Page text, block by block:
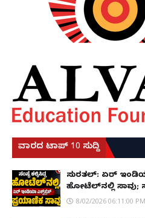
ವಾರದ ಟಾಪ್ 10 ಸುದ್ದಿ
ಸುರತ್ಕಲ್: ಏರ್
ಹೋಟೆಲ್‌ನಲ್ಲಿ ಸಾವು;
8/02/2026 06:11:00 PM